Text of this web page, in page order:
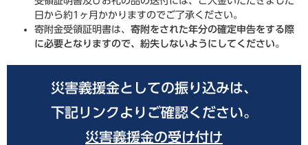
日から約1ヶ月かかりますのでご了承ください。
寄附金受領証明書は、 寄附をされた年分の確定申告をする際
に必要となりますので、紛失しないようにしてください。
災害義援金としての振り込みは、
下記リンクよりご確認ください。
災害義援金の受け付け